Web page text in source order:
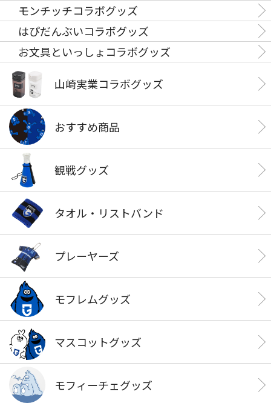
モンチッチコラボグッズ
はぴだんぶいコラボグッズ
お文具といっしょコラボグッズ
山崎実業コラボグッズ
おすすめ商品
観戦グッズ
タオル・リストバンド
プレーヤーズ
モフレムグッズ
マスコットグッズ
モフィーチェグッズ